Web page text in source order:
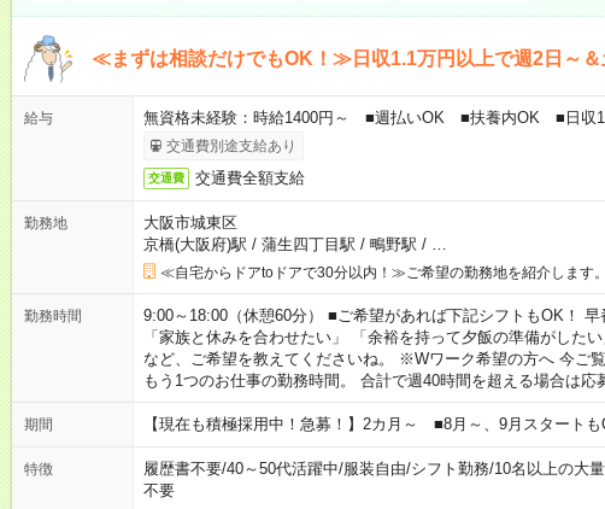
≪まずは相談だけでもOK！≫日収1.1万円以上で週2日～＆
給与 無資格未経験：時給1400円～ ■週払いOK ■扶養内OK ■日収1
交通費別途支給あり
交通費 交通費全額支給
勤務地
大阪市城東区
京橋(大阪府)駅 / 蒲生四丁目駅 / 鴫野駅 /
≪自宅からドアtoドアで30分以内！≫ご希望の勤務地を紹介します。
勤務時間
9:00～18:00（休憩60分） ■ご希望があれば下記シフトもOK！
「家族と休みを合わせたい」 「余裕を持って夕飯の準備がした
など、ご希望を教えてくださいね。 ※Wワーク希望の方へ 今ご
もう1つのお仕事の勤務時間。 合計で週40時間を超える場合は応
期間 【現在も積極採用中！急募！】2カ月～ ■8月～、9月スタートも
特徴 履歴書不要/40～50代活躍中/服装自由/シフト勤務/10名以上の大
不要